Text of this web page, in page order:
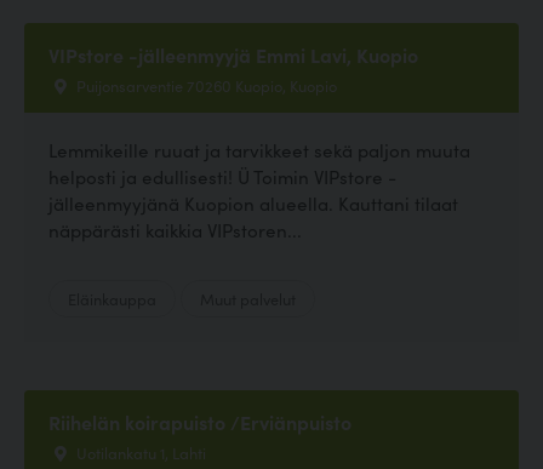
VIPstore -jälleenmyyjä Emmi Lavi, Kuopio
Puijonsarventie 70260 Kuopio, Kuopio
Lemmikeille ruuat ja tarvikkeet sekä paljon muuta
helposti ja edullisesti! Ü Toimin VIPstore -
jälleenmyyjänä Kuopion alueella. Kauttani tilaat
näppärästi kaikkia VIPstoren...
Riihelän koirapuisto /Erviänpuisto
Uotilankatu 1, Lahti